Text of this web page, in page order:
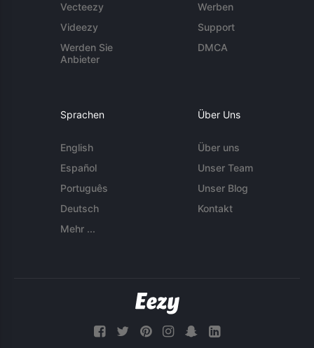
Vecteezy
Videezy
Werden Sie
Anbieter
Werben
Support
DMCA
Sprachen
English
Español
Português
Deutsch
Mehr ...
Über Uns
Über uns
Unser Team
Unser Blog
Kontakt